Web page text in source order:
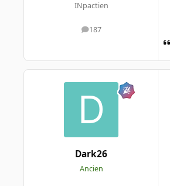
INpactien
187
messages
Dark26
Ancien